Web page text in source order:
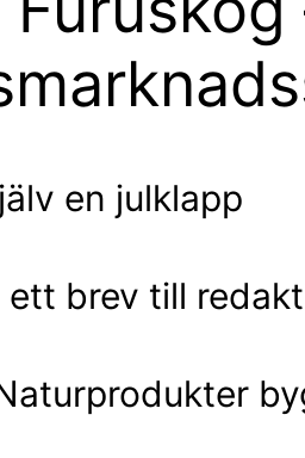
en julklapp
ett brev till